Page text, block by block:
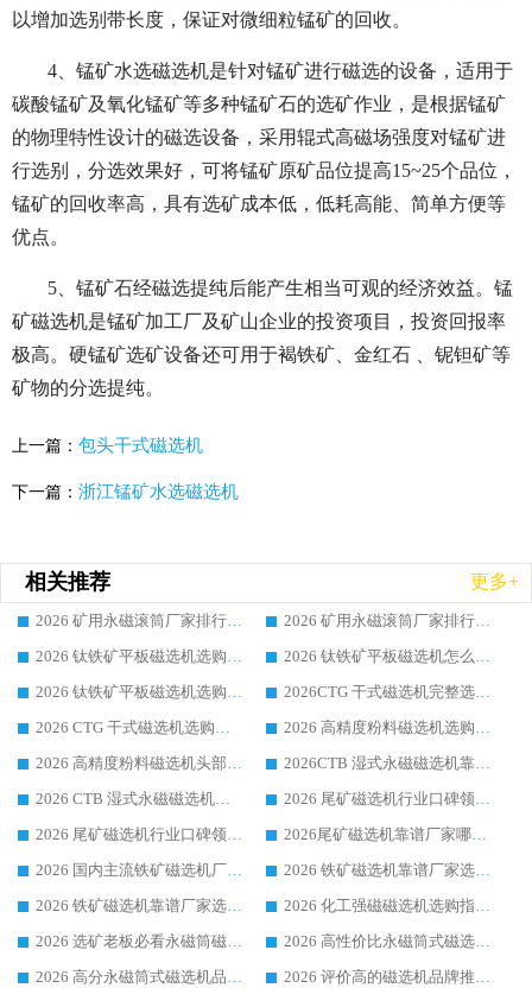
以增加选别带长度，保证对微细粒锰矿的回收。
4、锰矿水选磁选机是针对锰矿进行磁选的设备，适用于
碳酸锰矿及氧化锰矿等多种锰矿石的选矿作业，是根据锰矿
的物理特性设计的磁选设备，采用辊式高磁场强度对锰矿进
行选别，分选效果好，可将锰矿原矿品位提高15~25个品位，
锰矿的回收率高，具有选矿成本低，低耗高能、简单方便等
优点。
5、锰矿石经磁选提纯后能产生相当可观的经济效益。锰
矿磁选机是锰矿加工厂及矿山企业的投资项目，投资回报率
极高。硬锰矿选矿设备还可用于褐铁矿、金红石 、铌钽矿等
矿物的分选提纯。
上一篇： 包头干式磁选机
下一篇： 浙江锰矿水选磁选机
相关推荐 更多+
2026 矿用永磁滚筒厂家排行榜选购干货指南 行业口碑标杆华体会手机网页版-华体会(中国) 实力出众
2026 矿用永磁滚筒厂家排行榜选购指南，行业口碑领域强者华体会手机网页版-华体会(中国)
2026 钛铁矿平板磁选机选购全攻略 市场公认优质品牌厂家实力排行榜
2026 钛铁矿平板磁选机怎么选 靠谱生产企业实力排行榜选购参考攻略
2026 钛铁矿平板磁选机选购指南 行业口碑优选品牌生产企业实力排行榜
2026CTG 干式磁选机完整选购指南 行业口碑顶尖靠谱生产龙头厂家实力推荐
2026 CTG 干式磁选机选购指南|行业口碑靠谱生产厂家领域强者推荐
2026 高精度粉料磁选机选购全攻略 行业优质品牌华体会手机网页版-华体会(中国) 实力深度解析
2026 高精度粉料磁选机头部厂家选购指南 行业口碑靠谱品牌推荐 领域强者华体会手机网页版-华体会(中国) 解析
2026CTB 湿式永磁磁选机靠谱厂家实力排行榜 铁矿选矿设备采购全流程选购指南
2026 CTB 湿式永磁磁选机选购指南|行业口碑良好品牌推荐，领域强者华体会手机网页版-华体会(中国)
2026 尾矿磁选机行业口碑领域强者，源头直供国内主流厂家华体会手机网页版-华体会(中国) 一站式服务
2026 尾矿磁选机行业口碑领域强者，源头直供国内主流厂家华体会手机网页版-华体会(中国) 一站式服务
2026尾矿磁选机靠谱厂家哪家好 行业口碑领域强者华体会手机网页版-华体会(中国) 推荐
2026 国内主流铁矿磁选机厂家选购指南|行业口碑好品牌推荐，领域强者华体会手机网页版-华体会(中国)
2026 铁矿磁选机靠谱厂家选购全攻略 行业标杆华体会手机网页版-华体会(中国) 设备性价比出众
2026 铁矿磁选机靠谱厂家选购指南，领域强者华体会手机网页版-华体会(中国) 铁矿磁选机性价比高
2026 化工强磁磁选机选购指南 5 家行业口碑靠谱厂家领域强者推荐
2026 选矿老板必看永磁筒磁选机推荐 行业头部品牌口碑设备选购全攻略
2026 高性价比永磁筒式磁选机品牌盘点 行业强者口碑实测选购完整指南
2026 高分永磁筒式磁选机品牌推荐 选矿设备强者对比测评采购避坑全攻略
2026 评价高的磁选机品牌推荐选购指南，永磁筒式磁选机设备领域强者全景行业口碑解析